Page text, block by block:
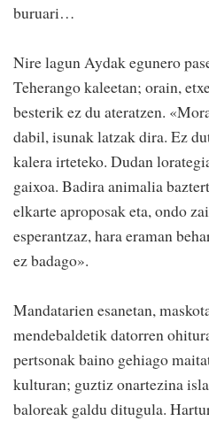
buruari…
Nire lagun Aydak egunero
Teherango kaleetan; orain,
besterik ez du ateratzen.
dabil, isunak latzak dira. Ez
kalera irteteko. Dudan
gaixoa. Badira animalia
elkarte aproposak eta, ondo
esperantzaz, hara eraman
ez badago».
Mandatarien esanetan,
mendebaldetik datorren
pertsonak baino gehiago
kulturan; guztiz onartezina
baloreak galdu ditugula.